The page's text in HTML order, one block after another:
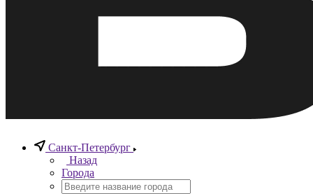
Санкт-Петербург
Назад
Города